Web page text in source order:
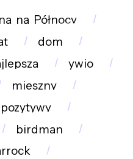
dom
ywio
mieszny
pozytywy
birdman